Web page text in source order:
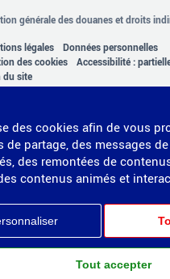
des cookies afin de vous
de partage, des messages
des remontées de
contenus animés et
Tout accepter
générale des douanes et droits
légales
Données personnelles
des cookies
Accessibilité :
du site